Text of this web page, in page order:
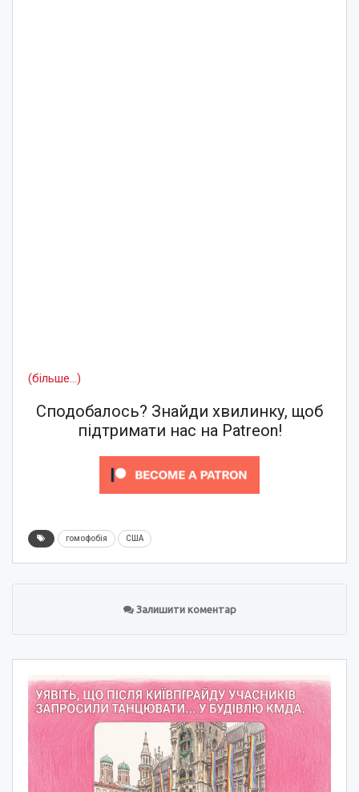
(більше…)
Сподобалось? Знайди хвилинку, щоб
підтримати нас на Patreon!
гомофобія США
Залишити коментар